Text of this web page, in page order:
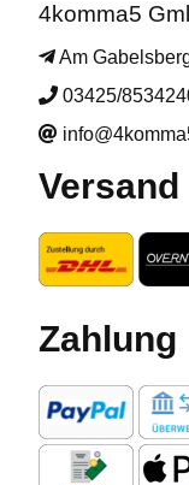
4komma5
Am
03425/
Versand
Zahlung